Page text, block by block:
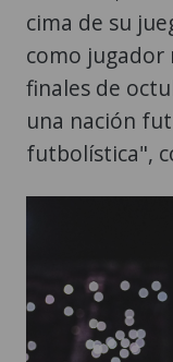
cima de su
como jugador
finales de
una nación
futbolística",